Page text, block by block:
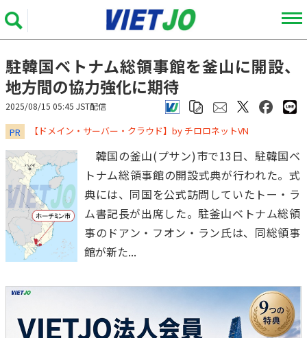
駐韓国ベトナム総領事館を釜山に開設、
地方間の協力強化に期待
2025/08/15 05:45 JST配信
PR ​​​​​​​【ドメイン・サーバー・クラウド】by チロロネットVN
韓国の釜山(プサン)市で13日、駐韓国ベ
トナム総領事館の開設式典が行われた。式
典には、同国を公式訪問していたトー・ラ
ム書記長が出席した。駐釜山ベトナム総領
事のドアン・フオン・ラン氏は、同総領事
館が新た...